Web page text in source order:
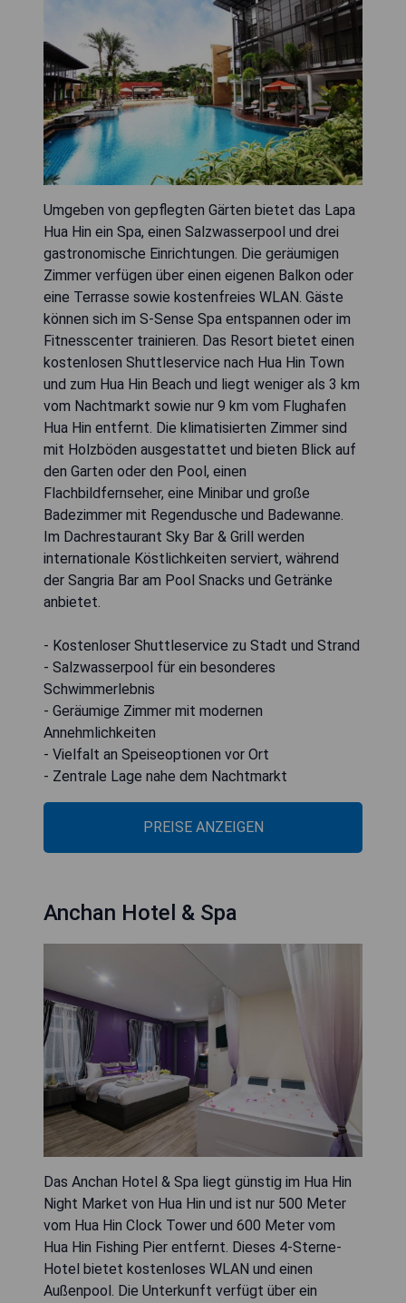
Umgeben von gepflegten Gärten bietet das Lapa
Hua Hin ein Spa, einen Salzwasserpool und drei
gastronomische Einrichtungen. Die geräumigen
Zimmer verfügen über einen eigenen Balkon oder
eine Terrasse sowie kostenfreies WLAN. Gäste
können sich im S-Sense Spa entspannen oder im
Fitnesscenter trainieren. Das Resort bietet einen
kostenlosen Shuttleservice nach Hua Hin Town
und zum Hua Hin Beach und liegt weniger als 3 km
vom Nachtmarkt sowie nur 9 km vom Flughafen
Hua Hin entfernt. Die klimatisierten Zimmer sind
mit Holzböden ausgestattet und bieten Blick auf
den Garten oder den Pool, einen
Flachbildfernseher, eine Minibar und große
Badezimmer mit Regendusche und Badewanne.
Im Dachrestaurant Sky Bar & Grill werden
internationale Köstlichkeiten serviert, während
der Sangria Bar am Pool Snacks und Getränke
anbietet.
- Kostenloser Shuttleservice zu Stadt und Strand
- Salzwasserpool für ein besonderes
Schwimmerlebnis
- Geräumige Zimmer mit modernen
Annehmlichkeiten
- Vielfalt an Speiseoptionen vor Ort
- Zentrale Lage nahe dem Nachtmarkt
PREISE ANZEIGEN
Anchan Hotel & Spa
Das Anchan Hotel & Spa liegt günstig im Hua Hin
Night Market von Hua Hin und ist nur 500 Meter
vom Hua Hin Clock Tower und 600 Meter vom
Hua Hin Fishing Pier entfernt. Dieses 4-Sterne-
Hotel bietet kostenloses WLAN und einen
Außenpool. Die Unterkunft verfügt über ein